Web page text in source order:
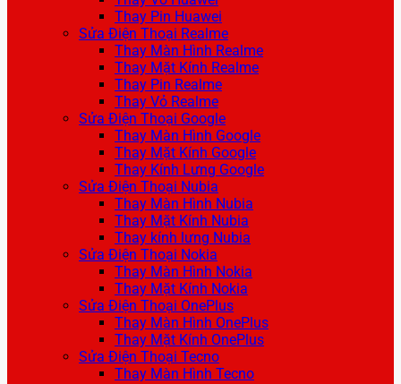
Thay Pin Huawei
Sửa Điện Thoại Realme
Thay Màn Hình Realme
Thay Mặt Kính Realme
Thay Pin Realme
Thay Vỏ Realme
Sửa Điện Thoại Google
Thay Màn Hình Google
Thay Mặt Kính Google
Thay Kính Lưng Google
Sửa Điện Thoại Nubia
Thay Màn Hình Nubia
Thay Mặt Kính Nubia
Thay kính lưng Nubia
Sửa Điện Thoại Nokia
Thay Màn Hình Nokia
Thay Mặt Kính Nokia
Sửa Điện Thoại OnePlus
Thay Màn Hình OnePlus
Thay Mặt Kính OnePlus
Sửa Điện Thoại Tecno
Thay Màn Hình Tecno